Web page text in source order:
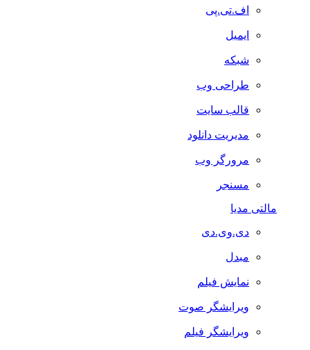
اف.تی.پی
ایمیل
شبکه
طراحی وب
قالب سایت
مدیریت دانلود
مرورگر وب
مسنجر
مالتی مدیا
دی.وی.دی
مبدل
نمایش فیلم
ویرایشگر صوت
ویرایشگر فیلم